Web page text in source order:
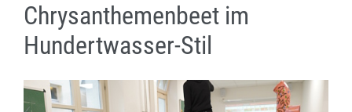
Chrysanthemenbeet im
Hundertwasser-Stil